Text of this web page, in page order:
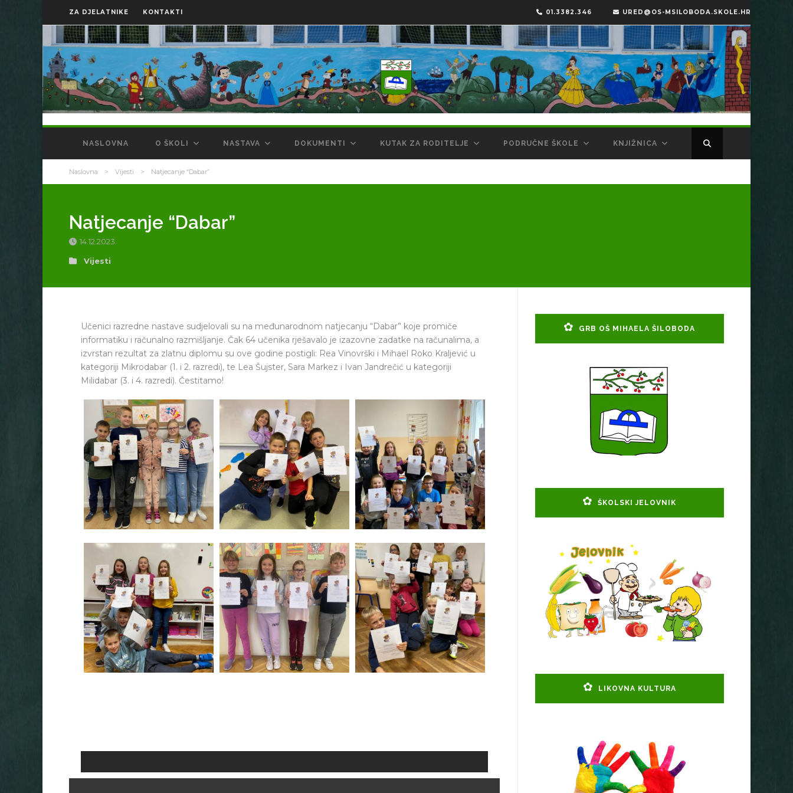
ZA DJELATNIKE KONTAKTI 01.3382.346 URED@OS-MSILOBODA.SKOLE.HR
NASLOVNA O ŠKOLI NASTAVA DOKUMENTI KUTAK ZA RODITELJE PODRUČNE ŠKOLE KNJIŽNICA
Naslovna > Vijesti > Natjecanje “Dabar”
Natjecanje “Dabar”
14.12.2023.
Vijesti
Učenici razredne nastave sudjelovali su na međunarodnom natjecanju “Dabar” koje promiče
informatiku i računalno razmišljanje. Čak 64 učenika rješavalo je izazovne zadatke na računalima, a
izvrstan rezultat za zlatnu diplomu su ove godine postigli: Rea Vinovrški i Mihael Roko Kraljević u
kategoriji Mikrodabar (1. i 2. razredi), te Lea Šujster, Sara Markez i Ivan Jandrečić u kategoriji
Milidabar (3. i 4. razredi). Čestitamo!
GRB OŠ MIHAELA ŠILOBODA
ŠKOLSKI JELOVNIK
LIKOVNA KULTURA